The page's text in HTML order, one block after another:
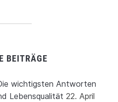
BEITRÄGE
wichtigsten Antworten
Lebensqualität 22. April